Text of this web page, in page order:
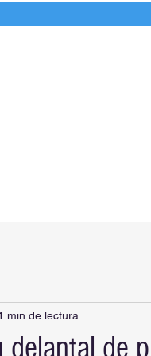
delantal de
min de lectura